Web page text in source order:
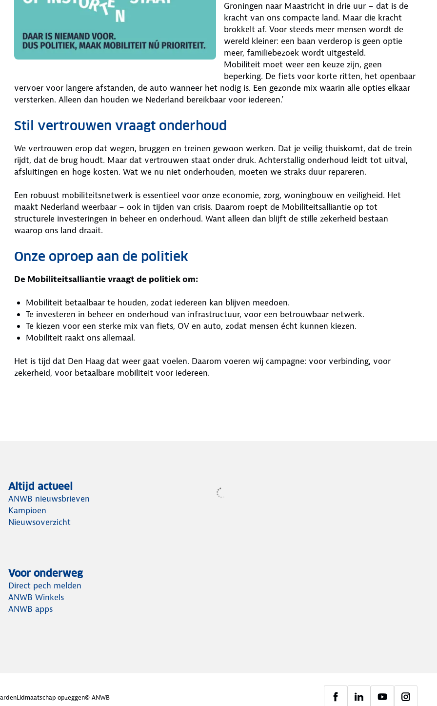
Groningen naar Maastricht in drie uur – dat is de
kracht van ons compacte land. Maar die kracht
brokkelt af. Voor steeds meer mensen wordt de
wereld kleiner: een baan verderop is geen optie
meer, familiebezoek wordt uitgesteld.
Mobiliteit moet weer een keuze zijn, geen
beperking. De fiets voor korte ritten, het openbaar
vervoer voor langere afstanden, de auto wanneer het nodig is. Een gezonde mix waarin alle opties elkaar
versterken. Alleen dan houden we Nederland bereikbaar voor iedereen.’
Stil vertrouwen vraagt onderhoud
We vertrouwen erop dat wegen, bruggen en treinen gewoon werken. Dat je veilig thuiskomt, dat de trein
rijdt, dat de brug houdt. Maar dat vertrouwen staat onder druk. Achterstallig onderhoud leidt tot uitval,
afsluitingen en hoge kosten. Wat we nu niet onderhouden, moeten we straks duur repareren.
Een robuust mobiliteitsnetwerk is essentieel voor onze economie, zorg, woningbouw en veiligheid. Het
maakt Nederland weerbaar – ook in tijden van crisis. Daarom roept de Mobiliteitsalliantie op tot
structurele investeringen in beheer en onderhoud. Want alleen dan blijft de stille zekerheid bestaan
waarop ons land draait.
Onze oproep aan de politiek
De Mobiliteitsalliantie vraagt de politiek om:
Mobiliteit betaalbaar te houden, zodat iedereen kan blijven meedoen.
Te investeren in beheer en onderhoud van infrastructuur, voor een betrouwbaar netwerk.
Te kiezen voor een sterke mix van fiets, OV en auto, zodat mensen écht kunnen kiezen.
Mobiliteit raakt ons allemaal.
Het is tijd dat Den Haag dat weer gaat voelen. Daarom voeren wij campagne: voor verbinding, voor
zekerheid, voor betaalbare mobiliteit voor iedereen.
Altijd actueel
ANWB nieuwsbrieven
Kampioen
Nieuwsoverzicht
Voor onderweg
Direct pech melden
ANWB Winkels
ANWB apps
Lidmaatschap opzeggen© ANWB